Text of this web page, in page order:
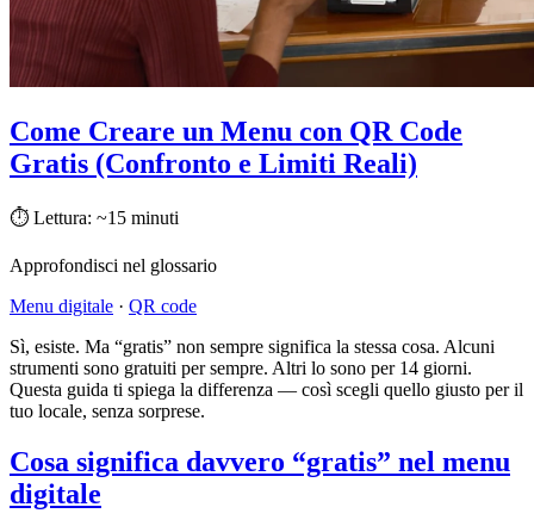
Come Creare un Menu con QR Code
Gratis (Confronto e Limiti Reali)
⏱ Lettura: ~15 minuti
Approfondisci nel glossario
Menu digitale · QR code
Sì, esiste. Ma “gratis” non sempre significa la stessa cosa. Alcuni
strumenti sono gratuiti per sempre. Altri lo sono per 14 giorni.
Questa guida ti spiega la differenza — così scegli quello giusto per il
tuo locale, senza sorprese.
Cosa significa davvero “gratis” nel menu
digitale